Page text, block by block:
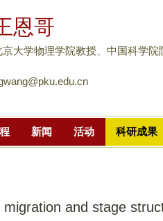
到
主
要
分
恩哥
京大学物理学院教授、中国科学
新闻 活动 科研成果
and stage